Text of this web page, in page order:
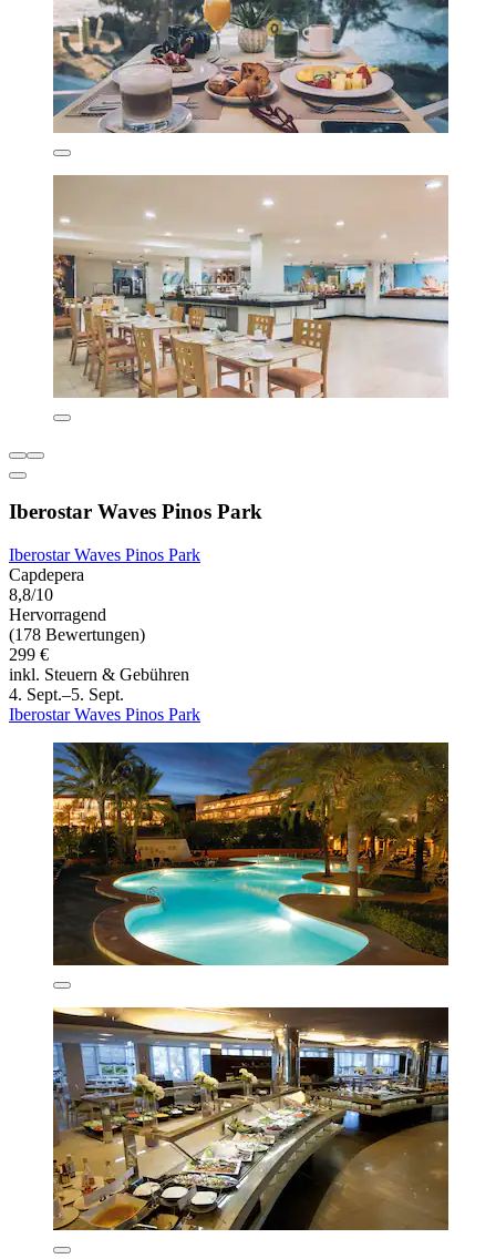
Iberostar Waves Pinos Park
Iberostar Waves Pinos Park
Capdepera
8,8/10
Hervorragend
(178 Bewertungen)
299 €
inkl. Steuern & Gebühren
4. Sept.–5. Sept.
Iberostar Waves Pinos Park